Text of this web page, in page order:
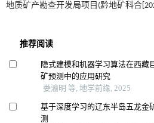
地质矿产勘查开发局项目(黔地矿科合